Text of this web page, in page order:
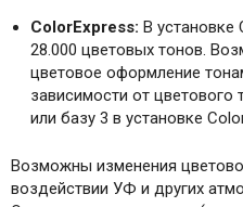
ColorExpress: В установке
28.000 цветовых тонов.
цветовое оформление
зависимости от цветового
или базу 3 в установке
Возможны изменения
воздействии УФ и других